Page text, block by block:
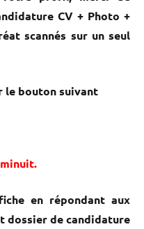
CV + Photo +
scannés sur un seul
le bouton suivant
en répondant aux
dossier de candidature